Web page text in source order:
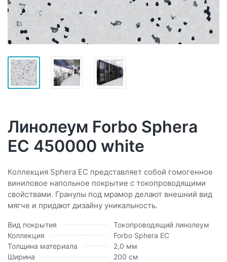
Линолеум Forbo Sphera
EC 450000 white
Коллекция Sphera ЕС представляет собой гомогенное
виниловое напольное покрытие с токопроводящими
свойствами. Гранулы под мрамор делают внешний вид
мягче и придают дизайну уникальность.
Вид покрытия
Токопроводящий линолеум
Коллекция
Forbo Sphera EC
Толщина материала
2,0 мм
Ширина
200 см